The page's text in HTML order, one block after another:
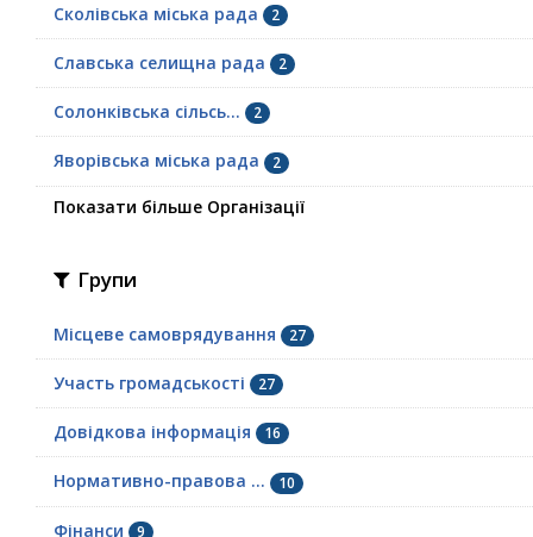
Сколівська міська рада 2
Славська селищна рада 2
Солонківська сільсь... 2
Яворівська міська рада 2
Показати більше Організації
Групи
Місцеве самоврядування 27
Участь громадськості 27
Довідкова інформація 16
Нормативно-правова ... 10
Фінанси 9